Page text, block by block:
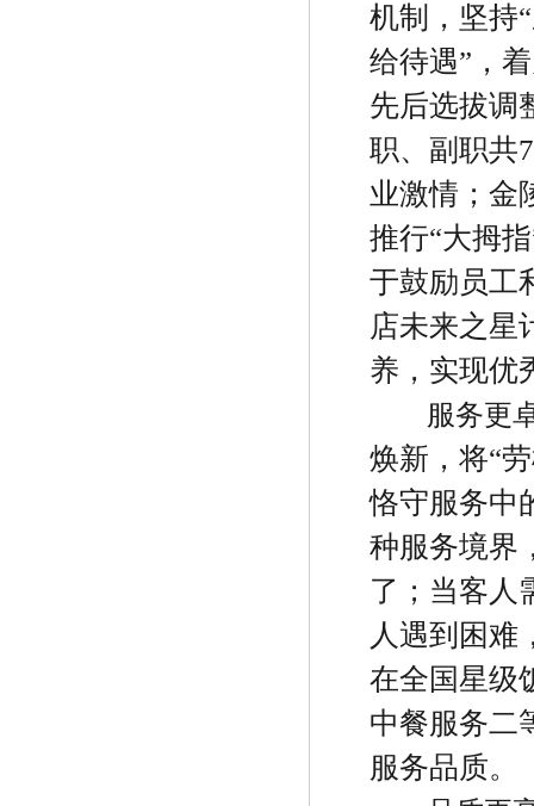
机制，坚持“
给待遇” ，
先后选拔调
职、副职共7
业激情；金
推行“大拇指
于鼓励员工
店未来之星
养，实现优
服务更
焕新，将“
恪守服务中
种服务境界
了；当客人
人遇到困难
在全国星级
中餐服务二
服务品质。